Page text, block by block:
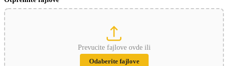
Prevucite fajlove ovde ili
Odaberite fajlove